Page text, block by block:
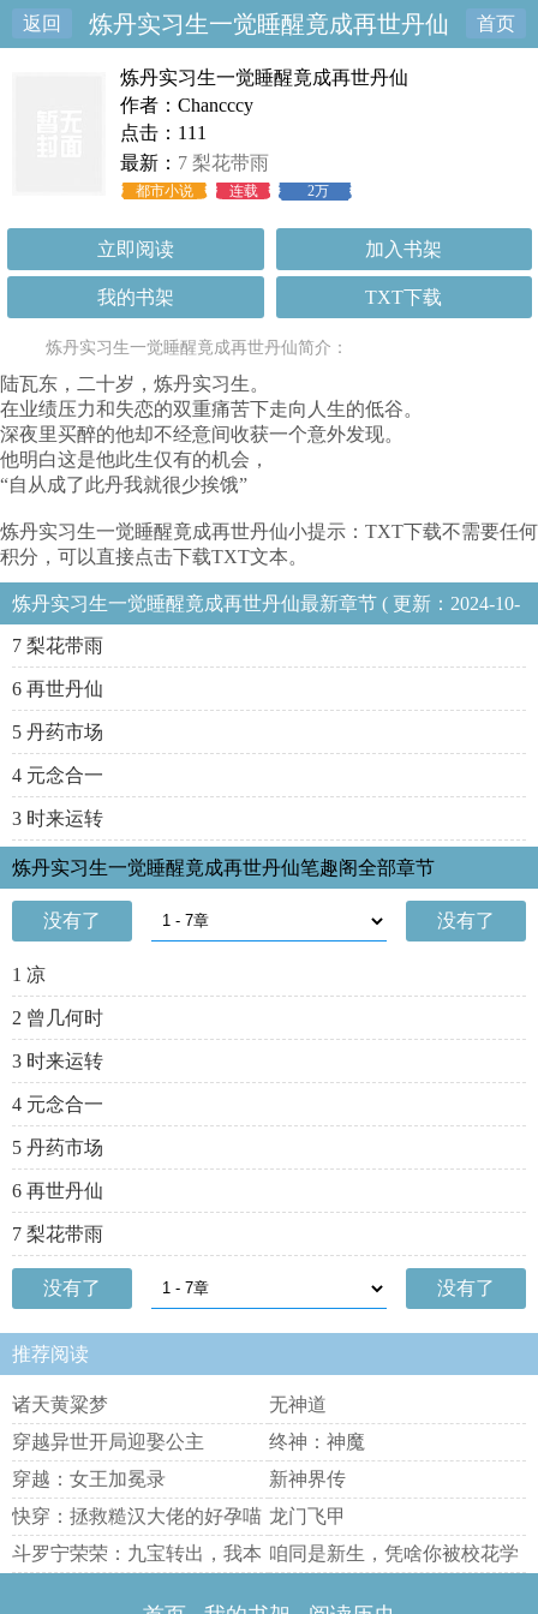
返回 炼丹实习生一觉睡醒竟成再世丹仙 首页
炼丹实习生一觉睡醒竟成再世丹仙
作者：Chancccy
点击：111
最新： 7 梨花带雨
都市小说 连载 2万
立即阅读 加入书架
我的书架 TXT下载
炼丹实习生一觉睡醒竟成再世丹仙简介：
陆瓦东，二十岁，炼丹实习生。
在业绩压力和失恋的双重痛苦下走向人生的低谷。
深夜里买醉的他却不经意间收获一个意外发现。
他明白这是他此生仅有的机会，
“自从成了此丹我就很少挨饿”
炼丹实习生一觉睡醒竟成再世丹仙小提示：TXT下载不需要任何
积分，可以直接点击下载TXT文本。
炼丹实习生一觉睡醒竟成再世丹仙最新章节 ( 更新：2024-10-
09 05:00:13 )
7 梨花带雨
6 再世丹仙
5 丹药市场
4 元念合一
3 时来运转
炼丹实习生一觉睡醒竟成再世丹仙笔趣阁全部章节
没有了 没有了
1 凉
2 曾几何时
3 时来运转
4 元念合一
5 丹药市场
6 再世丹仙
7 梨花带雨
没有了 没有了
推荐阅读
诸天黄粱梦
无神道
穿越异世开局迎娶公主
终神：神魔
穿越：女王加冕录
新神界传
快穿：拯救糙汉大佬的好孕喵 龙门飞甲
斗罗宁荣荣：九宝转出，我本 咱同是新生，凭啥你被校花学